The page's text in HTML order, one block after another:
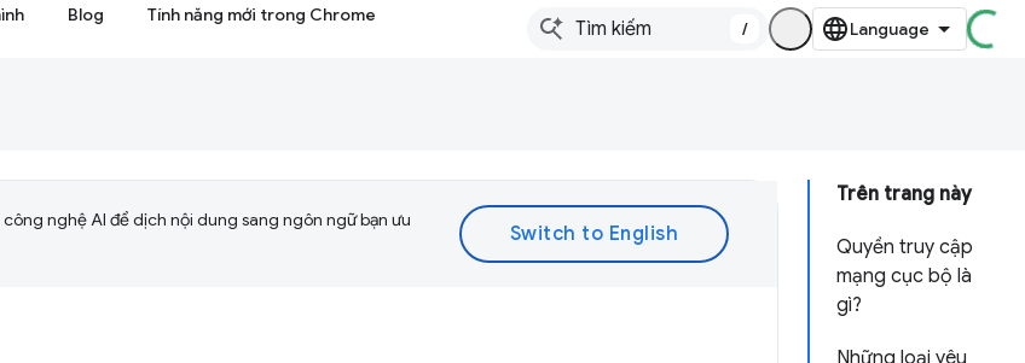
Blog Tính năng mới trong Chrome
/
Trên trang này
Quyền truy cập
mạng cục bộ là
gì?
Những loại yêu
nghệ AI để dịch nội dung sang ngôn ngữ bạn ưu